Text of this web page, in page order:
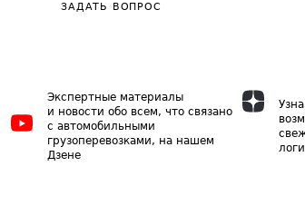
ЗАДАТЬ ВОПРОС
Экспертные материалы
и новости обо всем, что связано
с автомобильными
грузоперевозками, на нашем
Дзене